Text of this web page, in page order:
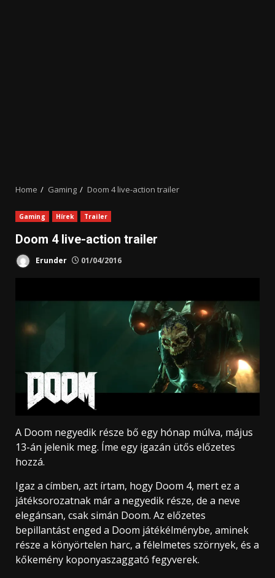
Home Gaming Doom 4 live-action trailer
Gaming Hírek Trailer
Doom 4 live-action trailer
Erunder 01/04/2016
A Doom negyedik része bő egy hónap múlva, május
13-án jelenik meg. Íme egy igazán ütős előzetes
hozzá.
Igaz a címben, azt írtam, hogy Doom 4, mert ez a
játéksorozatnak már a negyedik része, de a neve
elegánsan, csak simán Doom. Az előzetes
bepillantást enged a Doom játékélménybe, aminek
része a könyörtelen harc, a félelmetes szörnyek, és a
kőkemény koponyaszaggató fegyverek.